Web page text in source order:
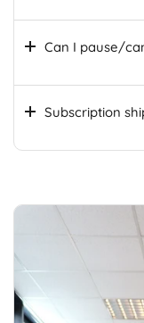
Can I pause/
Subscription